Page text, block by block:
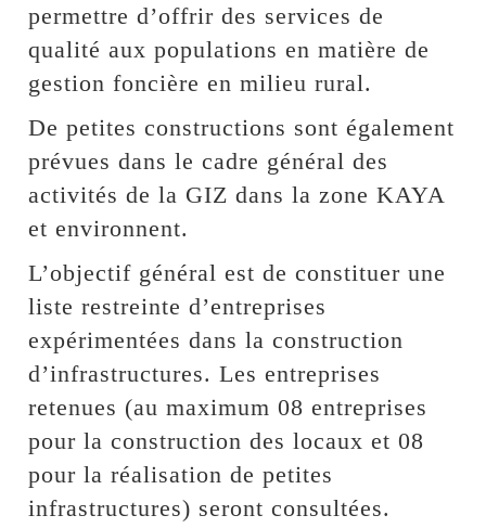
permettre d’offrir des services de
qualité aux populations en matière de
gestion foncière en milieu rural.
De petites constructions sont également
prévues dans le cadre général des
activités de la GIZ dans la zone KAYA
et environnent.
L’objectif général est de constituer une
liste restreinte d’entreprises
expérimentées dans la construction
d’infrastructures. Les entreprises
retenues (au maximum 08 entreprises
pour la construction des locaux et 08
pour la réalisation de petites
infrastructures) seront consultées.